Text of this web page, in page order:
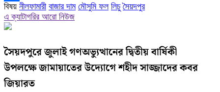
Link
Share
বিষয় নীলফামারী বাজার দাম মৌসুমি ফল লিচু সৈয়দপুর
এ ক্যাটাগরির আরো নিউজ
সৈয়দপুরে জুলাই গণঅভ্যুত্থানের দ্বিতীয় বার্ষিকী
উপলক্ষে জামায়াতের উদ্যোগে শহীদ সাজ্জাদের কবর
জিয়ারত